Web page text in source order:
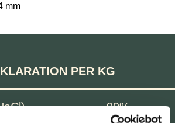
mm
PER KG
99%